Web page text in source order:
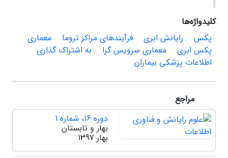
کلیدواژه‌ها
پکس
رایانش ابری فرآیندهای مراکز تروما
معماری
پکس ابری
معماری سرویس گرا
به اشتراک گذاری
اطلاعات پزشکی بیماران
مراجع
دوره 16، شماره 1
بهار و تابستان
بهار 1397